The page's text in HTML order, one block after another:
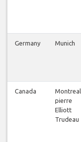
Germany Munich
Canada
Montreal
pierre
Elliott
Trudeau